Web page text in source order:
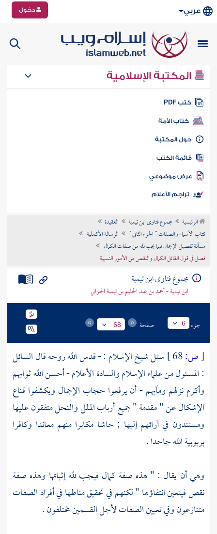
عربي دخول
المكتبة الإسلامية
كتب PDF
كتاب الأمة
المكتبة
الكتب
موضوعي
تراجم الأعلام
الرئيسية مجموع فتاوى ابن تيمية
العقيدة
كتاب الأسماء والصفات " الجزء الثاني "
الرسالة الأكملية
مسألة تفصيل الإجمال فيما يجب لله من صفات الكمال
فصل في قول القائل الكمال والنقص من الأمور النسبية
مجموع فتاوى ابن تيمية
ابن تيمية - أحمد بن عبد الحليم بن تيمية الحراني
جزء 6 صفحة 68
[ص:
سئل شيخ الإسلام : - قدس الله روحه قال السائل
: المسئول من علماء الإسلام والسادة الأعلام - أحسن الله ثوابهم
وأكرم نزلهم ومآبهم - أن يرفعوا حجاب الإجمال ويكشفوا قناع
الإشكال عن " مقدمة " جميع أرباب الملل والنحل متفقون عليها
ومستندون في آرائهم إليها ; حاشا مكابرا منهم معاندا وكافرا
بربوبية الله جاحدا .
وهي أن يقال : " هذه صفة كمال فيجب لله إثباتها وهذه صفة
نقص فيتعين انتفاؤها " لكنهم في تحقيق مناطها في أفراد الصفات
متنازعون وفي تعيين الصفات لأجل القسمين مختلفون .